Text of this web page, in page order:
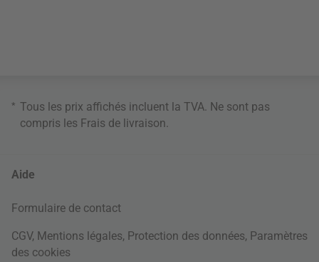
* Tous les prix affichés incluent la TVA. Ne sont pas
compris les Frais de livraison
Aide
Formulaire de contact
CGV, Mentions légales, Protection des données, Paramètres
des cookies